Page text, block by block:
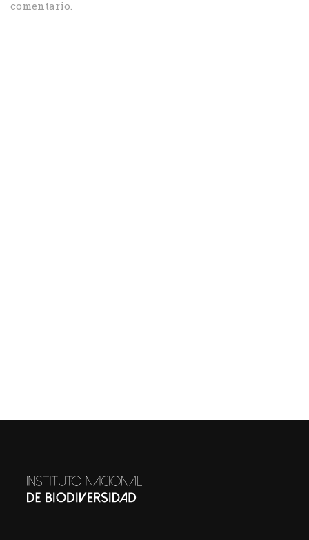
comentario.